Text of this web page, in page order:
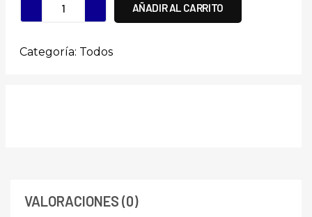
AÑADIR AL CARRITO
Categoría: Todos
VALORACIONES (0)